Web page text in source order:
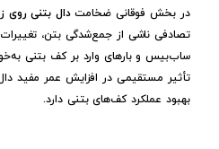
در بخش فوقانی ضخامتدال بتنی روی
تصادفی ناشی از جمع‌شدگی بتن،
ساب‌بیس و بارهای وارد بر کف بتنی
تأثیر مستقیمی در افزایش عمر مفید
بهبود عملکرد کف‌های بتنی دارد.